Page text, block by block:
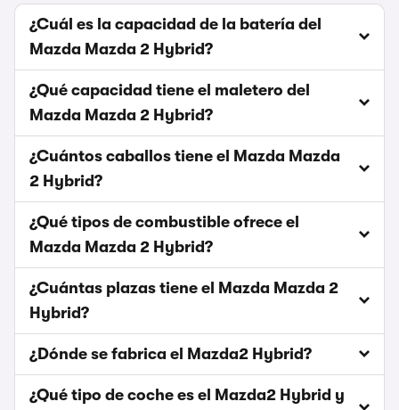
¿Cuál es la capacidad de la batería del
Mazda Mazda 2 Hybrid?
¿Qué capacidad tiene el maletero del
Mazda Mazda 2 Hybrid?
¿Cuántos caballos tiene el Mazda Mazda
2 Hybrid?
¿Qué tipos de combustible ofrece el
Mazda Mazda 2 Hybrid?
¿Cuántas plazas tiene el Mazda Mazda 2
Hybrid?
¿Dónde se fabrica el Mazda2 Hybrid?
¿Qué tipo de coche es el Mazda2 Hybrid y